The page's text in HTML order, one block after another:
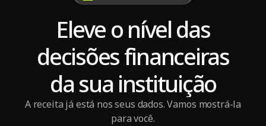
Eleve o nível das
decisões financeiras
da sua instituição
A receita já está nos seus dados. Vamos mostrá-la
para você.